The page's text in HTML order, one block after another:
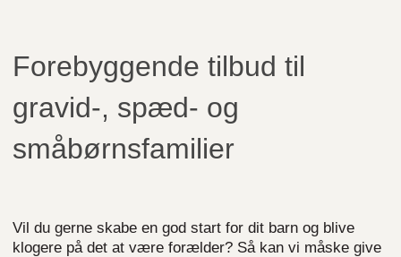
Forebyggende tilbud til
gravid-, spæd- og
småbørnsfamilier
Vil du gerne skabe en god start for dit barn og blive
klogere på det at være forælder? Så kan vi måske give